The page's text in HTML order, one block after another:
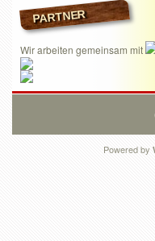
PARTNER
Wir arbeiten gemeinsam mit
Powered by